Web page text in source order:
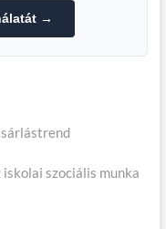
→
szociális munka